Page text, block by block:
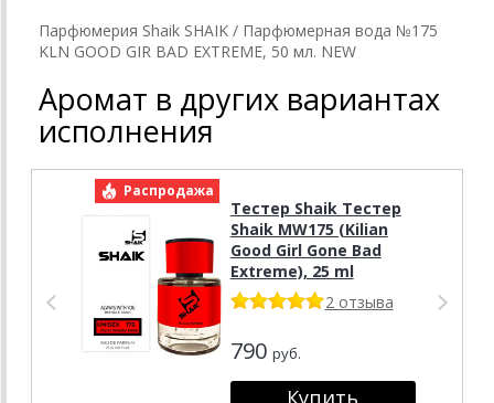
Парфюмерия Shaik SHAIK / Парфюмерная вода №175
KLN GOOD GIR BAD EXTREME, 50 мл. NEW
Аромат в других вариантах
исполнения
Распродажа
Тестер Shaik Тестер
Shaik MW175 (Kilian
Good Girl Gone Bad
Extreme), 25 ml
2 отзыва
790 руб.